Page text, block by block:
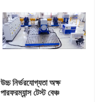
উচ্চ নির্ভরযোগ্যতা অক্ষ
পারফরম্যান্স টেস্ট বেঞ্চ